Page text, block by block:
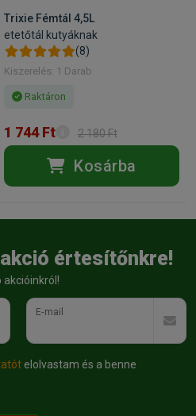
Trixie Fémtál 4,5L
etetőtál kutyáknak
(8)
Kiszerelés: 1 Darab
Raktáron
1 744 Ft 2 180 Ft
Kosárba
értesítőnkre!
akcióinkról!
E-mail
elolvastam és a benne